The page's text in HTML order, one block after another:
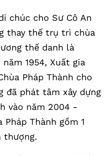
chúc cho Sư Cô An
thay thế trụ trì chùa
thế danh là
1954, Xuất gia
Pháp Thành cho
đã phát tâm xây dựng
vào năm 2004 -
Pháp Thành gồm 1
thượng.